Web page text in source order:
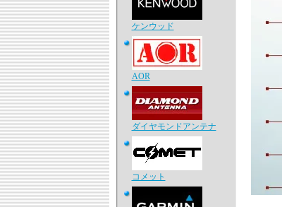
ケンウッド
AOR
ダイヤモンドアンテナ
コメット